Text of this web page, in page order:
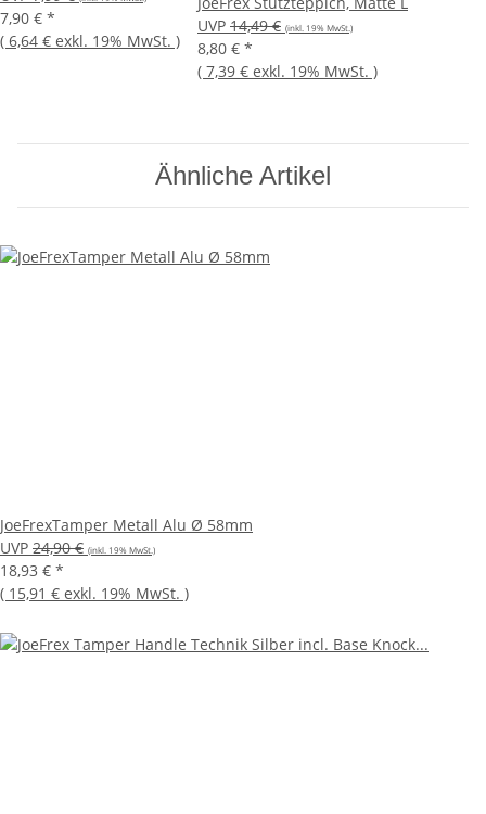
7,90 € *
( 6,64 € exkl. 19% MwSt. )
UVP 14,49 € (inkl. 19% MwSt.)
8,80 € *
( 7,39 € exkl. 19% MwSt. )
Ähnliche Artikel
JoeFrexTamper Metall Alu Ø 58mm
UVP 24,90 € (inkl. 19% MwSt.)
18,93 € *
( 15,91 € exkl. 19% MwSt. )